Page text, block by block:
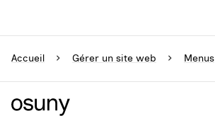
Accueil Gérer un site web Menus